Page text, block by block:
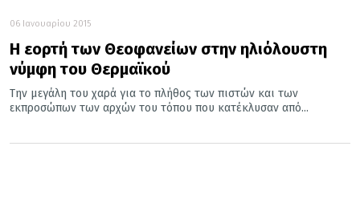
06 Ιανουαρίου 2015
Η εορτή των Θεοφανείων στην ηλιόλουστη
νύμφη του Θερμαϊκού
Την μεγάλη του χαρά για το πλήθος των πιστών και των
εκπροσώπων των αρχών του τόπου που κατέκλυσαν από...